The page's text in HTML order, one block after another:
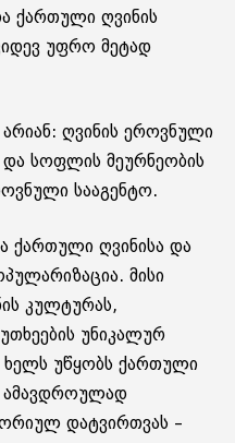
ქართული ღვინის
უფრო მეტად
ღვინის ეროვნული
და სოფლის მეურნეობის
სააგენტო.
ქართული ღვინისა და
მისი
კულტურას,
უნიკალურ
ხელს უწყობს ქართული
ამავდროულად
დატვირთვას –